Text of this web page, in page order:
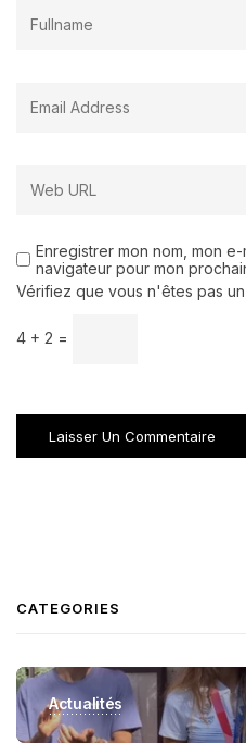
Enregistrer mon nom, mon
navigateur pour mon
Vérifiez que vous n'êtes pas
4 + 2 =
CATEGORIES
Actualités